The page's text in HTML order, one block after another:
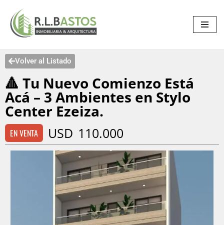
Saltar
Volver al Listado
🔺 Tu Nuevo Comienzo Está
Acá – 3 Ambientes en Stylo
Center Ezeiza.
EN VENTA USD 110.000